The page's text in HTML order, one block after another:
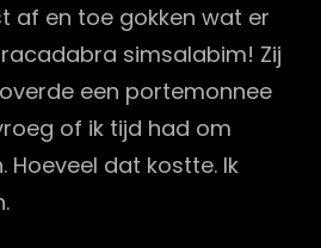
af en toe gokken wat er
simsalabim! Zij
een portemonnee
of ik tijd had om
Hoeveel dat kostte. Ik